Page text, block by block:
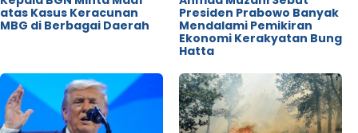
atas Kasus Keracunan
MBG di Berbagai Daerah
Presiden Prabowo Banyak
Mendalami Pemikiran
Ekonomi Kerakyatan Bung
Hatta